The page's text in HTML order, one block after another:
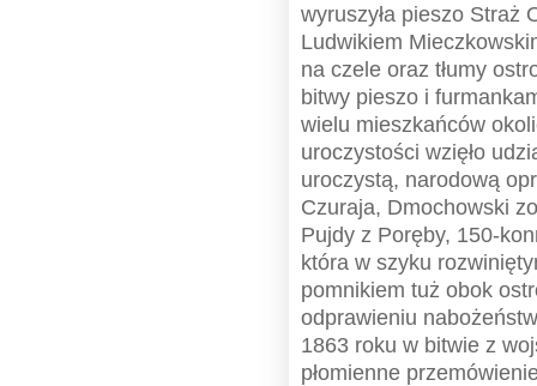
wyruszyła pieszo Straż
Ludwikiem
na czele oraz tłumy
bitwy pieszo i
wielu mieszkańców
uroczystości wzięło
uroczystą, narodową
Czuraja, Dmochowski
Pujdy z Poręby, 150-
która w szyku
pomnikiem tuż obok
odprawieniu
1863 roku w bitwie z
płomienne